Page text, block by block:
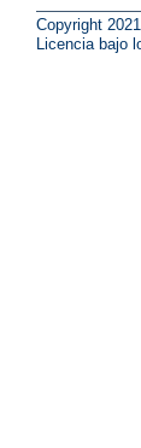
Copyright
Licencia bajo